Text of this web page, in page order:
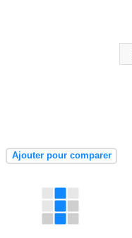
Ajouter pour comparer